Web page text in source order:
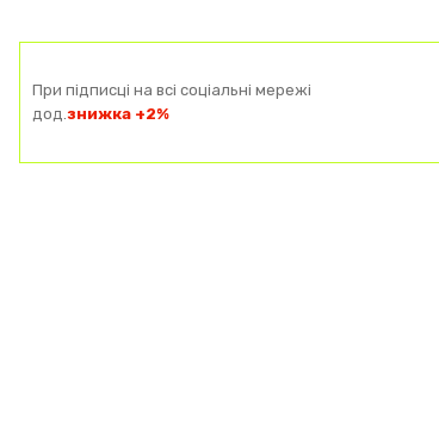
При підписці на всі соціальні мережі
дод.знижка +2%